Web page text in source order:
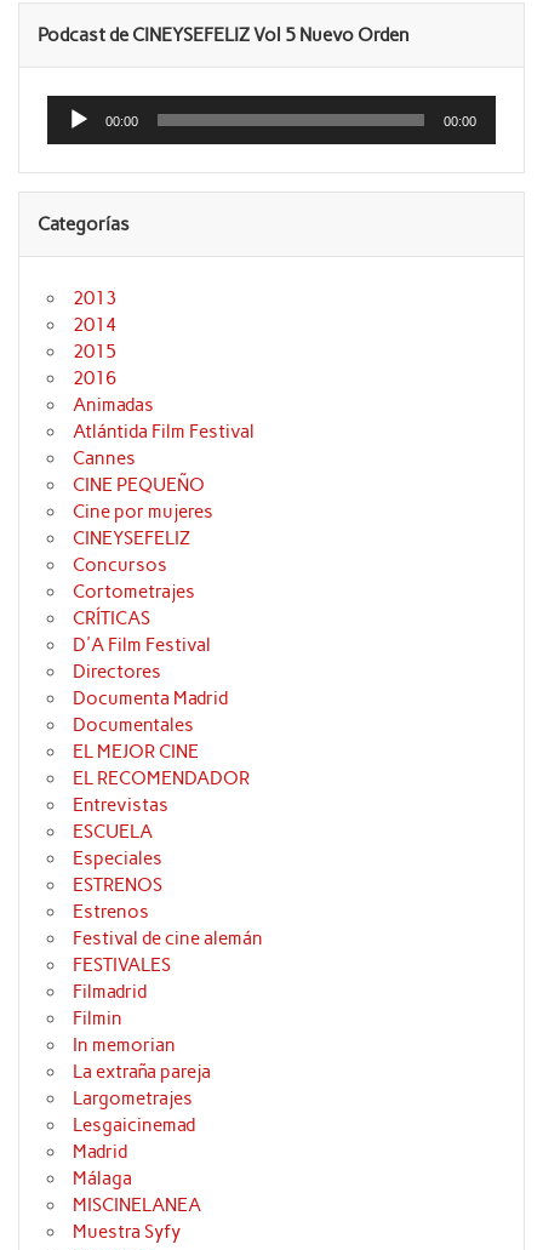
Podcast de CINEYSEFELIZ Vol 5 Nuevo Orden
Reproductor
audio
00:00 00:00
Categorías
2013
2014
2015
2016
Animadas
Atlántida Film Festival
Cannes
CINE PEQUEÑO
Cine por mujeres
CINEYSEFELIZ
Concursos
Cortometrajes
CRÍTICAS
D'A Film Festival
Directores
Documenta Madrid
Documentales
EL MEJOR CINE
EL RECOMENDADOR
Entrevistas
ESCUELA
Especiales
ESTRENOS
Estrenos
Festival de cine alemán
FESTIVALES
Filmadrid
Filmin
In memorian
La extraña pareja
Largometrajes
Lesgaicinemad
Madrid
Málaga
MISCINELANEA
Muestra Syfy